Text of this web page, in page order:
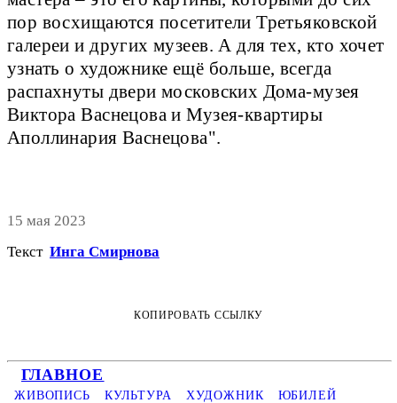
ГЛАВНОЕ
пор восхищаются посетители Третьяковской
галереи и других музеев. А для тех, кто хочет
узнать о художнике ещё больше, всегда
распахнуты двери московских Дома-музея
Виктора Васнецова и Музея-квартиры
Аполлинария Васнецова".
15 мая 2023
Текст Инга Смирнова
КОПИРОВАТЬ ССЫЛКУ
ЖИВОПИСЬ КУЛЬТУРА ХУДОЖНИК ЮБИЛЕЙ